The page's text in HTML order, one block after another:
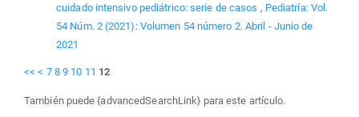
cuidado intensivo pediátrico: serie de casos , Pediatría: Vol.
54 Núm. 2 (2021): Volumen 54 número 2. Abril - Junio de
2021
<< < 7 8 9 10 11 12
También puede {advancedSearchLink} para este artículo.